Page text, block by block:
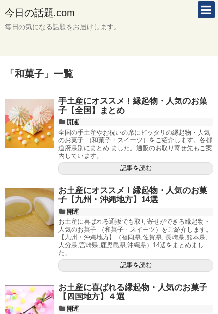
今日の話題.com
毎日の気になる話題をお届けします。
「 和菓子 」 一覧
手土産にオススメ！縁起物・人気のお菓
子【全国】まとめ
開運
全国の手土産やお祝いの席にピッタリの縁起物・人気
のお菓子 （和菓子・スイーツ）をご紹介します。各都
道府県別にまとめ ました。通販のお取り寄せ先もご案
内しています。
記事を読む
お土産にオススメ！縁起物・人気のお菓
子【九州・沖縄地方】14選
開運
お土産に喜ばれる通販でも取り寄せができる縁起物・
人気のお菓子 （和菓子・スイーツ）をご紹介します。
【九州・沖縄地方】（福岡県,佐賀県, 長崎県,熊本県,
大分県,宮崎県,鹿児島県,沖縄県）14選をまとめまし
た。
記事を読む
お土産に喜ばれる縁起物・人気のお菓子
【四国地方】４選
開運